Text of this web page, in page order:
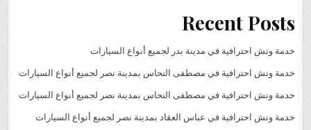
Recent Posts
خدمة ونش احترافية في مدينة بدر لجميع أنواع السيارات
خدمة ونش احترافية في مصطفى النحاس بمدينة نصر لجميع أنواع السيارات
خدمة ونش احترافية في مصطفى النحاس بمدينة نصر لجميع أنواع السيارات
خدمة ونش احترافية في عباس العقاد بمدينة نصر لجميع أنواع السيارات